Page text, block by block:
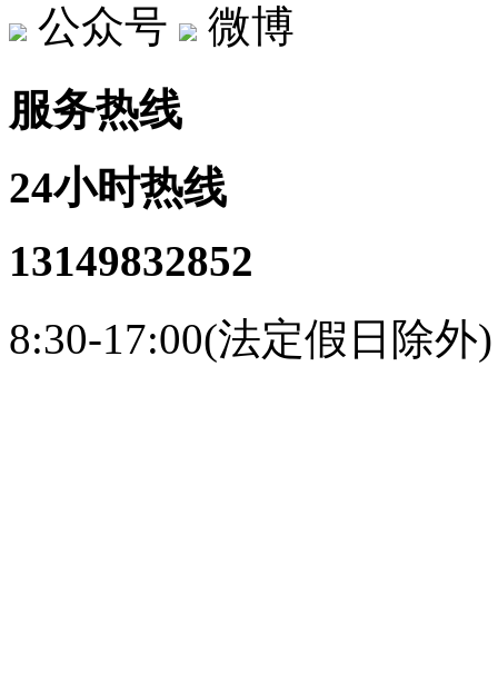
公众号
微博
服务热线
24小时热线
13149832852
8:30-17:00(法定假日除外)